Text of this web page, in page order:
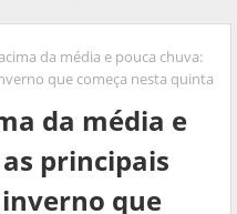
da média e pouca chuva:
que começa nesta quinta
da média e
principais
que